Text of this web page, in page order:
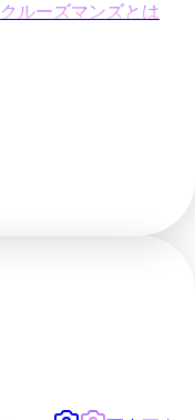
クルーズマンズとは